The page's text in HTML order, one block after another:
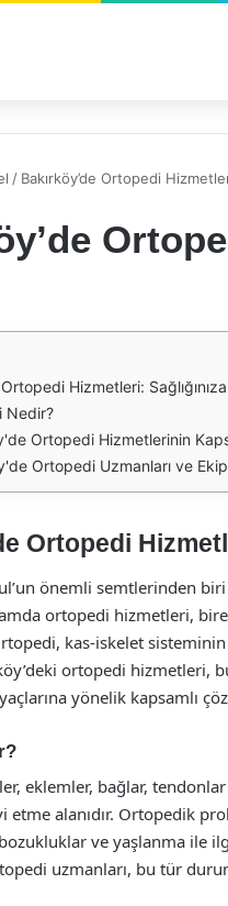
/ Bakırköy’de Ortopedi
Hizmetleri:
Nedir?
Ortopedi Hizmetlerinin
Ortopedi Uzmanları ve
Ortopedi
önemli semtlerinden
ortopedi hizmetleri,
kas-iskelet
ortopedi
yönelik kapsamlı
eklemler, bağlar,
etme alanıdır. Ortopedik
ve yaşlanma ile
uzmanları, bu tür